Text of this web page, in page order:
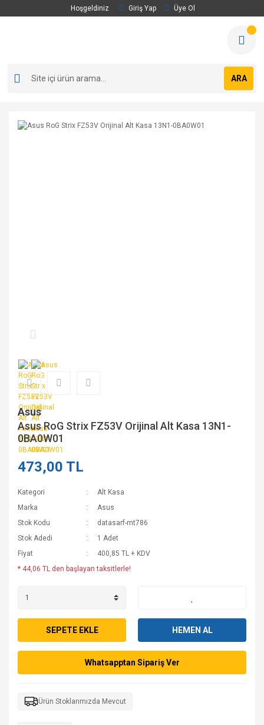
Hoşgeldiniz Giriş Yap Üye Ol
ARA
Asus
Asus RoG Strix FZ53V Orijinal Alt Kasa 13N1-
0BA0W01
473,00 TL
Kategori
Alt Kasa
Marka
Asus
Stok Kodu
datasarf-mt786
Stok Adedi
1 Adet
Fiyat
400,85 TL + KDV
* 44,06 TL den başlayan taksitlerle!
SEPETE EKLE HEMEN AL
Whatsapptan Sipariş Ver
Ürün Stoklarımızda Mevcut